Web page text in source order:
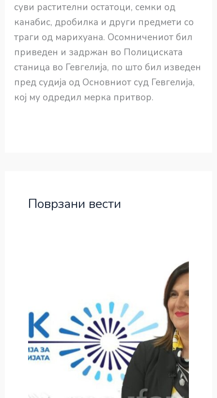
суви растителни остатоци, семки од
канабис, дробилка и други предмети со
траги од марихуана. Осомничениот бил
приведен и задржан во Полициската
станица во Гевгелија, по што бил изведен
пред судија од Основниот суд Гевгелија,
кој му одредил мерка притвор.
Поврзани вести